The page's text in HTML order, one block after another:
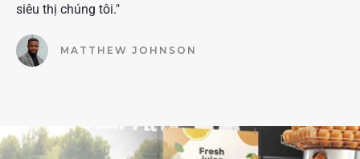
siêu thị chúng tôi."
MATTHEW JOHNSON